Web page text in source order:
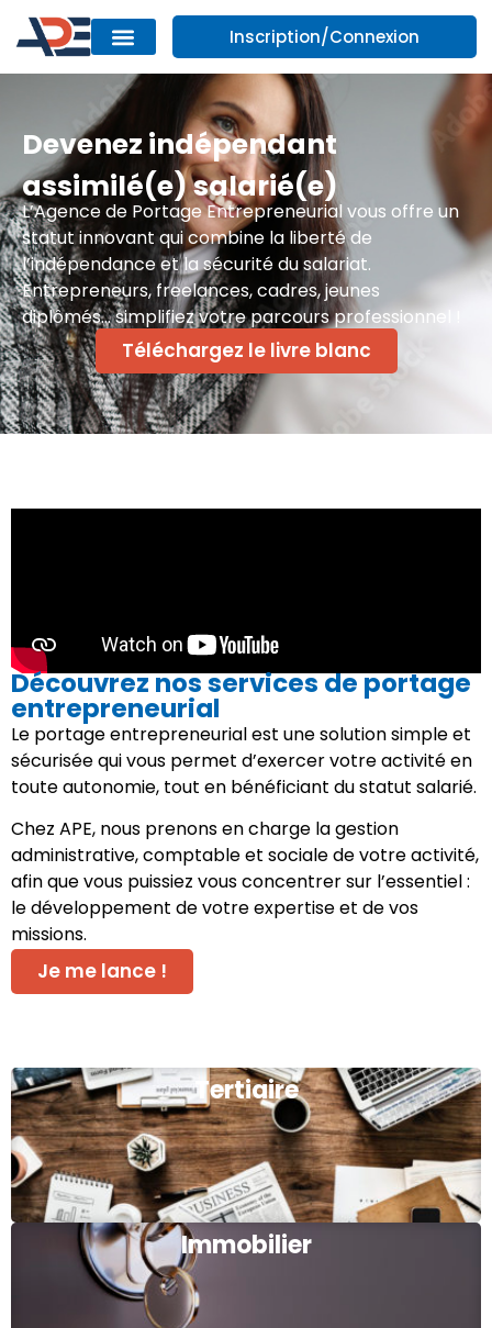
Inscription/Connexion
Devenez indépendant
assimilé(e) salarié(e)
L’Agence de Portage Entrepreneurial vous offre un
statut innovant qui combine la liberté de
l’indépendance et la sécurité du salariat.
Entrepreneurs, freelances, cadres, jeunes
diplômés… simplifiez votre parcours professionnel !
Téléchargez le livre blanc
Découvrez nos services de portage
entrepreneurial
Le portage entrepreneurial est une solution simple et
sécurisée qui vous permet d’exercer votre activité en
toute autonomie, tout en bénéficiant du statut salarié.
Chez APE, nous prenons en charge la gestion
administrative, comptable et sociale de votre activité,
afin que vous puissiez vous concentrer sur l’essentiel :
le développement de votre expertise et de vos
missions.
Je me lance !
Tertiaire
Immobilier